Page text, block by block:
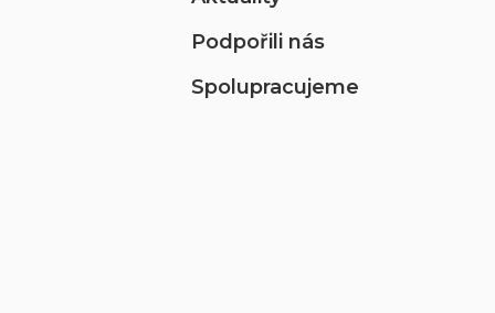
Podpořili nás
Spolupracujeme